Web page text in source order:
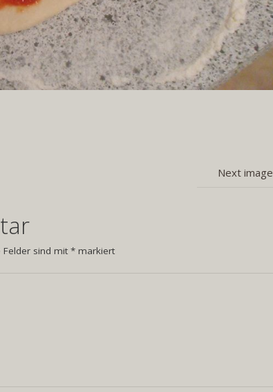
Next image
Felder sind mit* markiert